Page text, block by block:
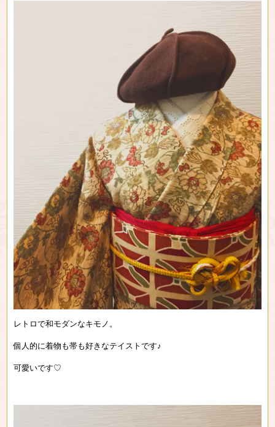
レトロで和モダンなキモノ。
個人的に着物も帯も好きなテイストです♪
可愛いです♡